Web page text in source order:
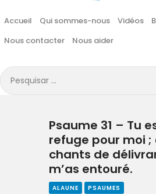
Accueil Qui sommes-nous Vidéos
Nous contacter
Nous aider
Pesquisar
por:
Vidéos
Boutique en
Nous
Psaume 31 – Tu
refuge pour moi ;
chants de
m’as entouré.
ALAUNE PSAUMES